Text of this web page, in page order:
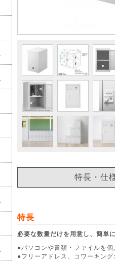
特長・仕
特長
必要な数量だけを用意し、簡単
●パソコンや書類・ファイルを
●フリーアドレス、コワーキング